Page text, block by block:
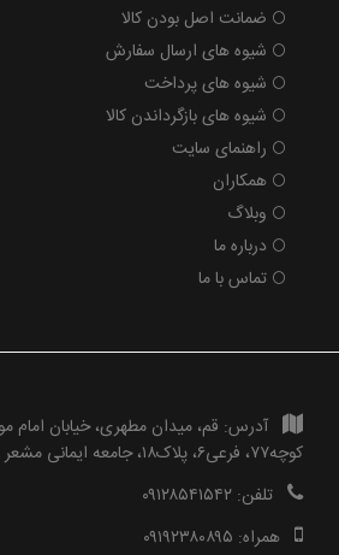
ضمانت اصل بودن کالا
شیوه های ارسال سفارش
شیوه های پرداخت
شیوه های بازگرداندن کالا
راهنمای سایت
همکاران
وبلاگ
درباره ما
تماس با ما
آدرس: قم، میدان مطهری، خیابان
کوچه۷۷، فرعی۶، پلاک۱۸، جامعه ایمانی مشعر
تلفن: ۰۹۱۲۸۵۴۱۵۴۲
همراه: ۰۹۱۹۲۳۸۰۸۹۵